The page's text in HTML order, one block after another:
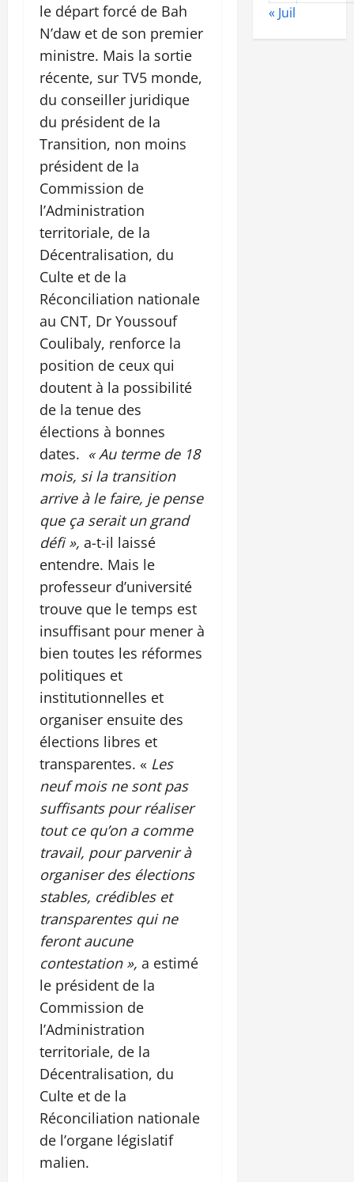
le départ forcé de Bah
N’daw et de son premier
ministre. Mais la sortie
récente, sur TV5 monde,
du conseiller juridique
du président de la
Transition, non moins
président de la
Commission de
l’Administration
territoriale, de la
Décentralisation, du
Culte et de la
Réconciliation nationale
au CNT, Dr Youssouf
Coulibaly, renforce la
position de ceux qui
doutent à la possibilité
de la tenue des
élections à bonnes
dates. « Au terme de 18
mois, si la transition
arrive à le faire, je pense
que ça serait un grand
défi », a-t-il laissé
entendre. Mais le
professeur d’université
trouve que le temps est
insuffisant pour mener à
bien toutes les réformes
politiques et
institutionnelles et
organiser ensuite des
élections libres et
transparentes. « Les
neuf mois ne sont pas
suffisants pour réaliser
tout ce qu’on a comme
travail, pour parvenir à
organiser des élections
stables, crédibles et
transparentes qui ne
feront aucune
contestation », a estimé
le président de la
Commission de
l’Administration
territoriale, de la
Décentralisation, du
Culte et de la
Réconciliation nationale
de l’organe législatif
malien.
« Juil